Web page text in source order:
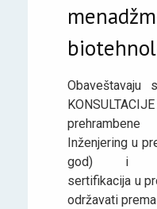
Inženjering u
god) i
sertifikacija u
održavati